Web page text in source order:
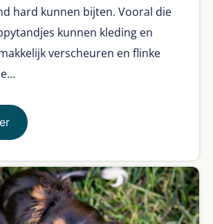
hard kunnen bijten. Vooral die
kunnen kleding en
verscheuren en flinke